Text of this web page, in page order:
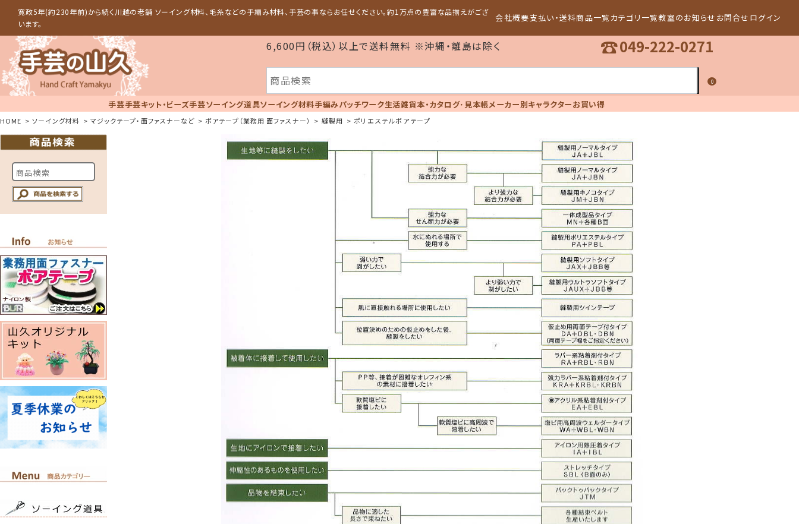
寛政5年(約230年前)から続く川越の老舗 ソーイング材料、毛糸などの手編み材料、手芸の事ならお任せください。約1万点の豊富な品揃えがござ
います。
会社概要支払い・送料商品一覧 カテゴリ一覧教室のお知らせ お問合せ ログイン
6,600円（税込）以上で送料無料 ※沖縄・離島は除く ☎049-222-0271
0
手芸手芸キット・ビーズ手芸ソーイング道具ソーイング材料手編みパッチワーク生活雑貨本・カタログ･見本帳メーカー別キャラクターお買い得
HOME ソーイング材料 マジックテープ・面ファスナーなど ボアテープ（業務用 面ファスナー） 縫製用 ポリエステルボアテープ